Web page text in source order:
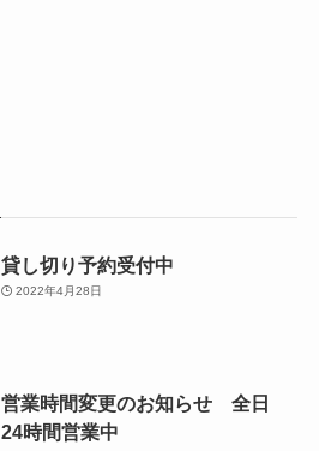
貸し切り予約受付中
2022年4月28日
営業時間変更のお知らせ 全日
24時間営業中